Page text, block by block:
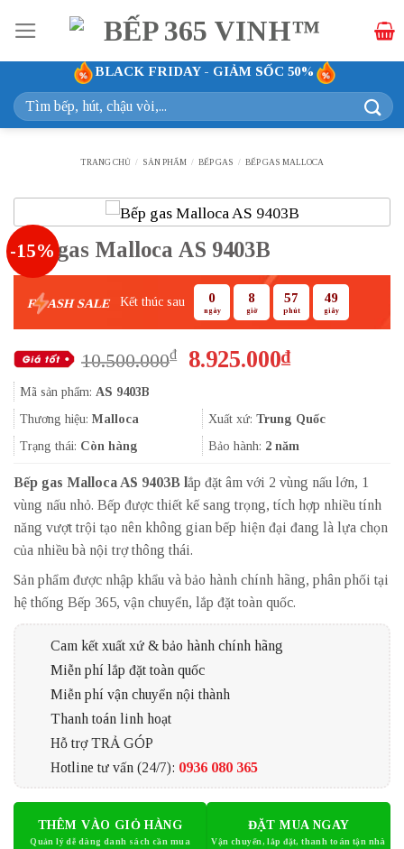
qua
nội
dung
BLACK FRIDAY - GIẢM SỐC 50%
Tìm
kiếm:
TRANG CHỦ / SẢN PHẨM / BẾP GAS / BẾP GAS MALLOCA
-15%
Bếp gas Malloca AS 9403B
F ASH SALE Kết thúc sau 0
ngày
8
giờ
57
phút
49
giây
10.500.000₫
Giá
10.500.000₫.
8.925.000₫Giá
là:
8.925.000₫.
Mã sản phẩm: AS 9403B
Thương hiệu: Malloca Xuất xứ: Trung Quốc
Trạng thái: Còn hàng Bảo hành: 2 năm
Bếp gas Malloca AS 9403B lắp đặt âm với 2 vùng nấu lớn, 1
vùng nấu nhỏ. Bếp được thiết kế sang trọng, tích hợp nhiều tính
năng vượt trội tạo nên không gian bếp hiện đại đang là lựa chọn
của nhiều bà nội trợ thông thái.
Sản phẩm được nhập khẩu và bảo hành chính hãng, phân phối tại
hệ thống Bếp 365, vận chuyển, lắp đặt toàn quốc.
Cam kết xuất xứ & bảo hành chính hãng
Miễn phí lắp đặt toàn quốc
Miễn phí vận chuyển nội thành
Thanh toán linh hoạt
Hỗ trợ TRẢ GÓP
Hotline tư vấn (24/7): 0936 080 365
THÊM VÀO GIỎ HÀNG ĐẶT MUA NGAY